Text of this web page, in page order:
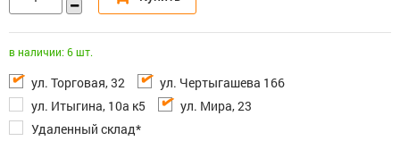
в наличии: 6 шт.
ул. Торговая, 32
ул. Чертыгашева 166
ул. Итыгина, 10а к5
ул. Мира, 23
Удаленный склад*